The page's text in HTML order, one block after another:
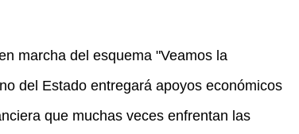
marcha del esquema "Veamos la
del Estado entregará apoyos económicos
que muchas veces enfrentan las